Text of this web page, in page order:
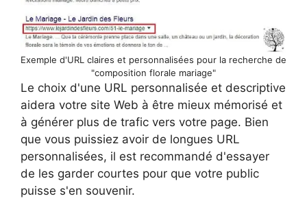
Exemple d'URL claires et personnalisées pour la recherche de
"composition florale mariage"
Le choix d'une URL personnalisée et descriptive
aidera votre site Web à être mieux mémorisé et
à générer plus de trafic vers votre page. Bien
que vous puissiez avoir de longues URL
personnalisées, il est recommandé d'essayer
de les garder courtes pour que votre public
puisse s'en souvenir.